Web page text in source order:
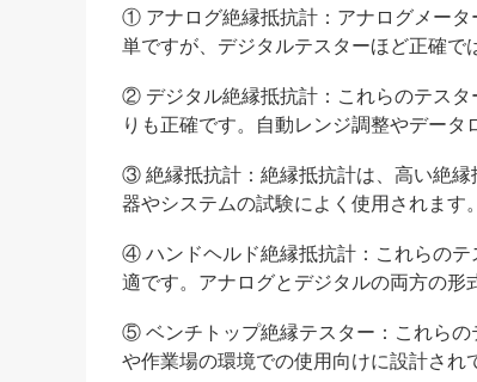
① アナログ絶縁抵抗計：アナログメー
単ですが、デジタルテスターほど正確で
② デジタル絶縁抵抗計：これらのテスタ
りも正確です。自動レンジ調整やデータ
③ 絶縁抵抗計：絶縁抵抗計は、高い絶
器やシステムの試験によく使用されます。
④ ハンドヘルド絶縁抵抗計：これらの
適です。アナログとデジタルの両方の形
⑤ ベンチトップ絶縁テスター：これら
や作業場の環境での使用向けに設計され